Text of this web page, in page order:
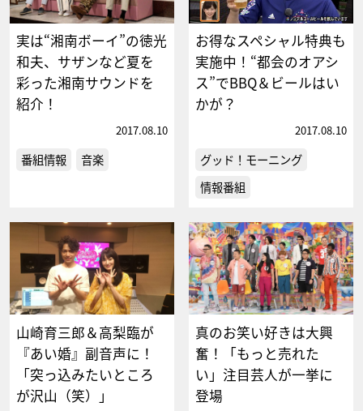
実は“湘南ボーイ”の徳光
和夫、サザンなど夏を
彩った湘南サウンドを
紹介！
2017.08.10
番組情報 音楽
お得なスペシャル特典も
実施中！“都会のオアシ
ス”でBBQ＆ビールはい
かが？
2017.08.10
グッド！モーニング
情報番組
山崎育三郎＆高梨臨が
『あい婚』副音声に！
「突っ込みたいところ
が沢山（笑）」
真のお笑い好きは大興
奮！「もっと売れた
い」注目芸人が一挙に
登場